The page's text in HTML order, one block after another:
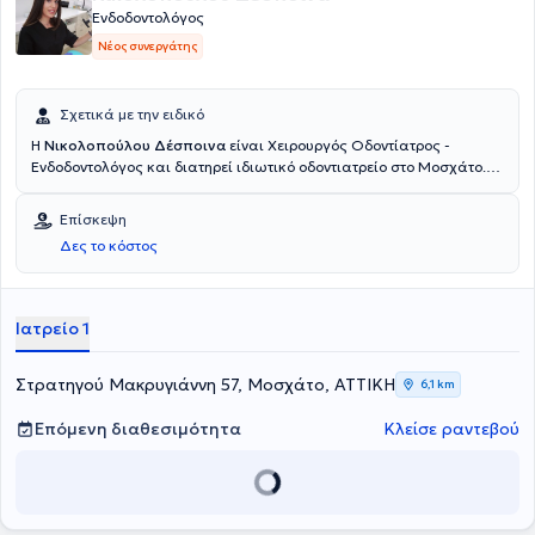
Ενδοδοντολόγος
Νέος συνεργάτης
Σχετικά με την ειδικό
Η Νικολοπούλου Δέσποινα είναι Χειρουργός Οδοντίατρος -
Ενδοδοντολόγος και διατηρεί ιδιωτικό οδοντιατρείο στο Μοσχάτο.
Καποδιστριακού Πανεπιστημίου Αθηνών και κάτοχος
μεταπτυχιακού στην Ενδοδοντολογία από το University of Central
Lancashire. Διαθέτει πολυετή εμπειρία και κατάρτιση έχοντας
εργαστεί σε μεγάλες κλινικές, τόσο της Ελλάδας όσο και του
Επίσκεψη
Δες το κόστος
Ιατρείο 1
Στρατηγού Μακρυγιάννη 57, Μοσχάτο, ΑΤΤΙΚΗ 6,1 km
Επόμενη διαθεσιμότητα Κλείσε ραντεβού